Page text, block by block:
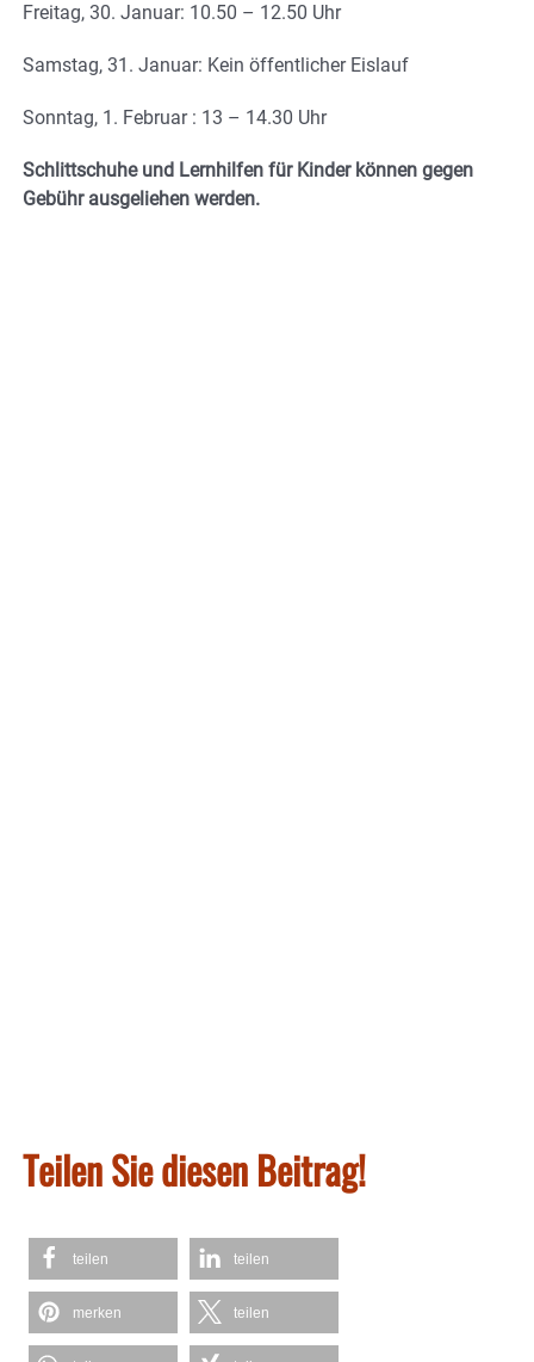
Freitag, 30. Januar: 10.50 – 12.50 Uhr
Samstag, 31. Januar: Kein öffentlicher Eislauf
Sonntag, 1. Februar : 13 – 14.30 Uhr
Schlittschuhe und Lernhilfen für Kinder können gegen
Gebühr ausgeliehen werden.
Teilen Sie diesen Beitrag!
teilen teilen
merken teilen